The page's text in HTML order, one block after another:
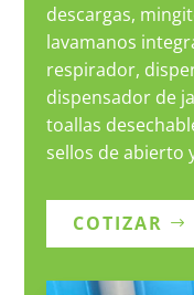
descargas,
lavamanos
respirador,
dispensador de
toallas
sellos de abierto
COTIZAR